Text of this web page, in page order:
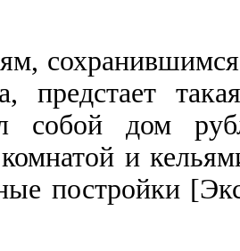
предстает
собой дом
и
постройки